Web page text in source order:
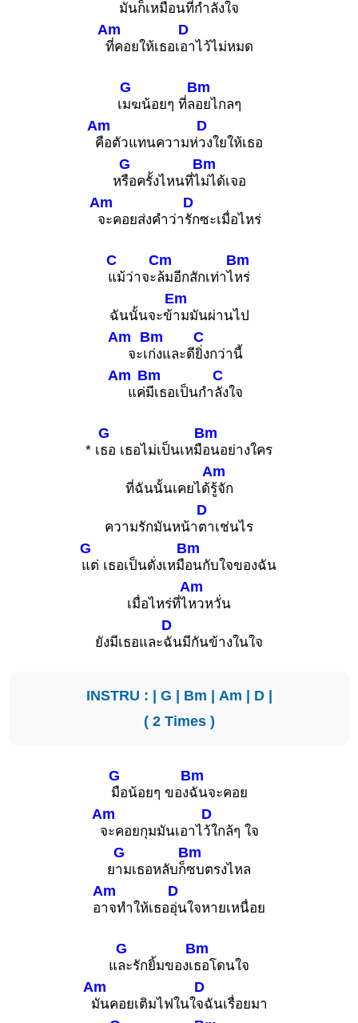
มันก็เหมือนที่กำลังใจ
Am
ที่คอยให้เธอเ
D
อาไว้ไม่หมด
เ
G
มฆน้อยๆ ที่ล
Bm
อยไกลๆ
Am
คือตัวแทนความห่
D
วงใยให้เธอ
ห
G
รือครั้งไหนที่ไ
Bm
ม่ได้เจอ
Am
จะคอยส่งคำว่า
D
รักซะเมื่อไหร่
C
แม้ว่าจะ
Cm
ล้มอีกสักเท่าไ
Bm
หร่
ฉันนั้นจะข้
Em
ามมันผ่านไป
Am
จะเ
Bm
ก่งและดี
C
ยิ่งกว่านี้
Am
แค่
Bm
มีเธอเป็นกำ
C
ลังใจ
* เ
G
ธอ เธอไม่เป็นเหมื
Bm
อนอย่างใคร
ที่ฉันนั้นเคยได้
Am
รู้จัก
ความรักมันหน้า
D
ตาเช่นไร
G
แต่ เธอเป็นดั่งเหมื
Bm
อนกับใจของฉัน
เมื่อไหร่ที่ไ
Am
หวหวั่น
ยังมีเธอและ
D
ฉันมีกันข้างในใจ
INSTRU : | G | Bm | Am | D|
( 2 Times )
G
มือน้อยๆ ของ
Bm
ฉันจะคอย
Am
จะคอยกุมมันเอาไ
D
ว้ใกล้ๆ ใจ
ย
G
ามเธอหลับก็
Bm
ซบตรงไหล
อ
Am
าจทำให้เธอ
D
อุ่นใจหายเหนื่อย
แ
G
ละรักยิ้มของเ
Bm
ธอโดนใจ
Am
มันคอยเติมไฟในใ
D
จฉันเรื่อยมา